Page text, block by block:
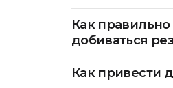
Как правильно
добиваться
Как привести